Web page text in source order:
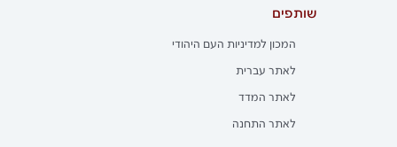
שותפים
המכון למדיניות העם היהודי
לאתר עברית
לאתר המדד
לאתר התחנה